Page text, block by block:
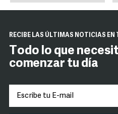
RECIBE LAS ÚLTIMAS NOTICIAS EN
Todo lo que
comenzar tu día